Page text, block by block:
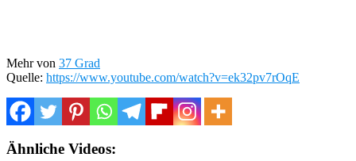
Mehr von 37 Grad
Quelle: https://www.youtube.com/watch?v=ek32pv7rOqE
Ähnliche Videos: